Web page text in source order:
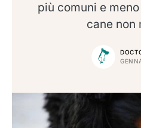
più comuni e
cane non